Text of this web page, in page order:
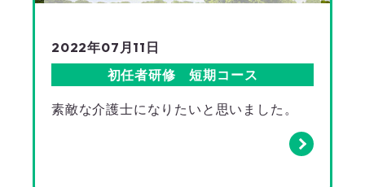
2022年07月11日
初任者研修 短期コース
素敵な介護士になりたいと思いました。